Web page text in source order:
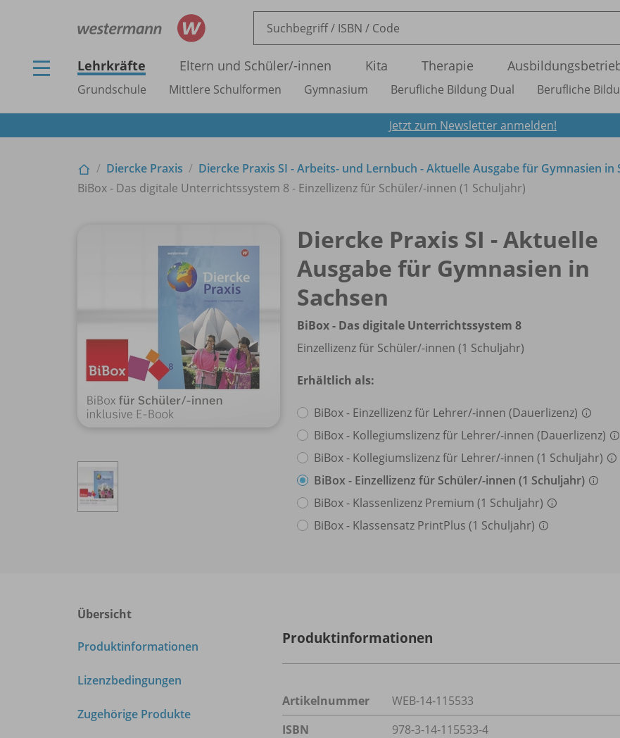
Lehrkräfte Eltern und Schüler/-innen Kita Therapie
Grundschule Mittlere Schulformen Gymnasium Berufliche Bildung Dual Berufliche
Jetzt zum Newsletter anmelden!
Diercke Praxis
Diercke Praxis SI - Arbeits- und Lernbuch - Aktuelle Ausgabe für Gymnasien in
BiBox - Das digitale Unterrichtssystem 8 - Einzellizenz für Schüler/-innen (1 Schuljahr)
Diercke Praxis SI - Aktuelle
Ausgabe für Gymnasien in
Sachsen
BiBox - Das digitale Unterrichtssystem 8
Einzellizenz für Schüler/-innen (1 Schuljahr)
Erhältlich als:
BiBox - Einzellizenz für Lehrer/-innen (Dauerlizenz)
BiBox - Kollegiumslizenz für Lehrer/-innen (Dauerlizenz)
BiBox - Kollegiumslizenz für Lehrer/-innen (1 Schuljahr)
BiBox - Einzellizenz für Schüler/-innen (1 Schuljahr)
BiBox - Klassenlizenz Premium (1 Schuljahr)
BiBox - Klassensatz PrintPlus (1 Schuljahr)
Übersicht
Produktinformationen
Lizenzbedingungen
Zugehörige Produkte
Produktinformationen
Artikelnummer
WEB-14-115533
ISBN
978-3-14-115533-4